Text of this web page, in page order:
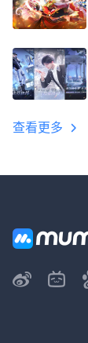
查看更多